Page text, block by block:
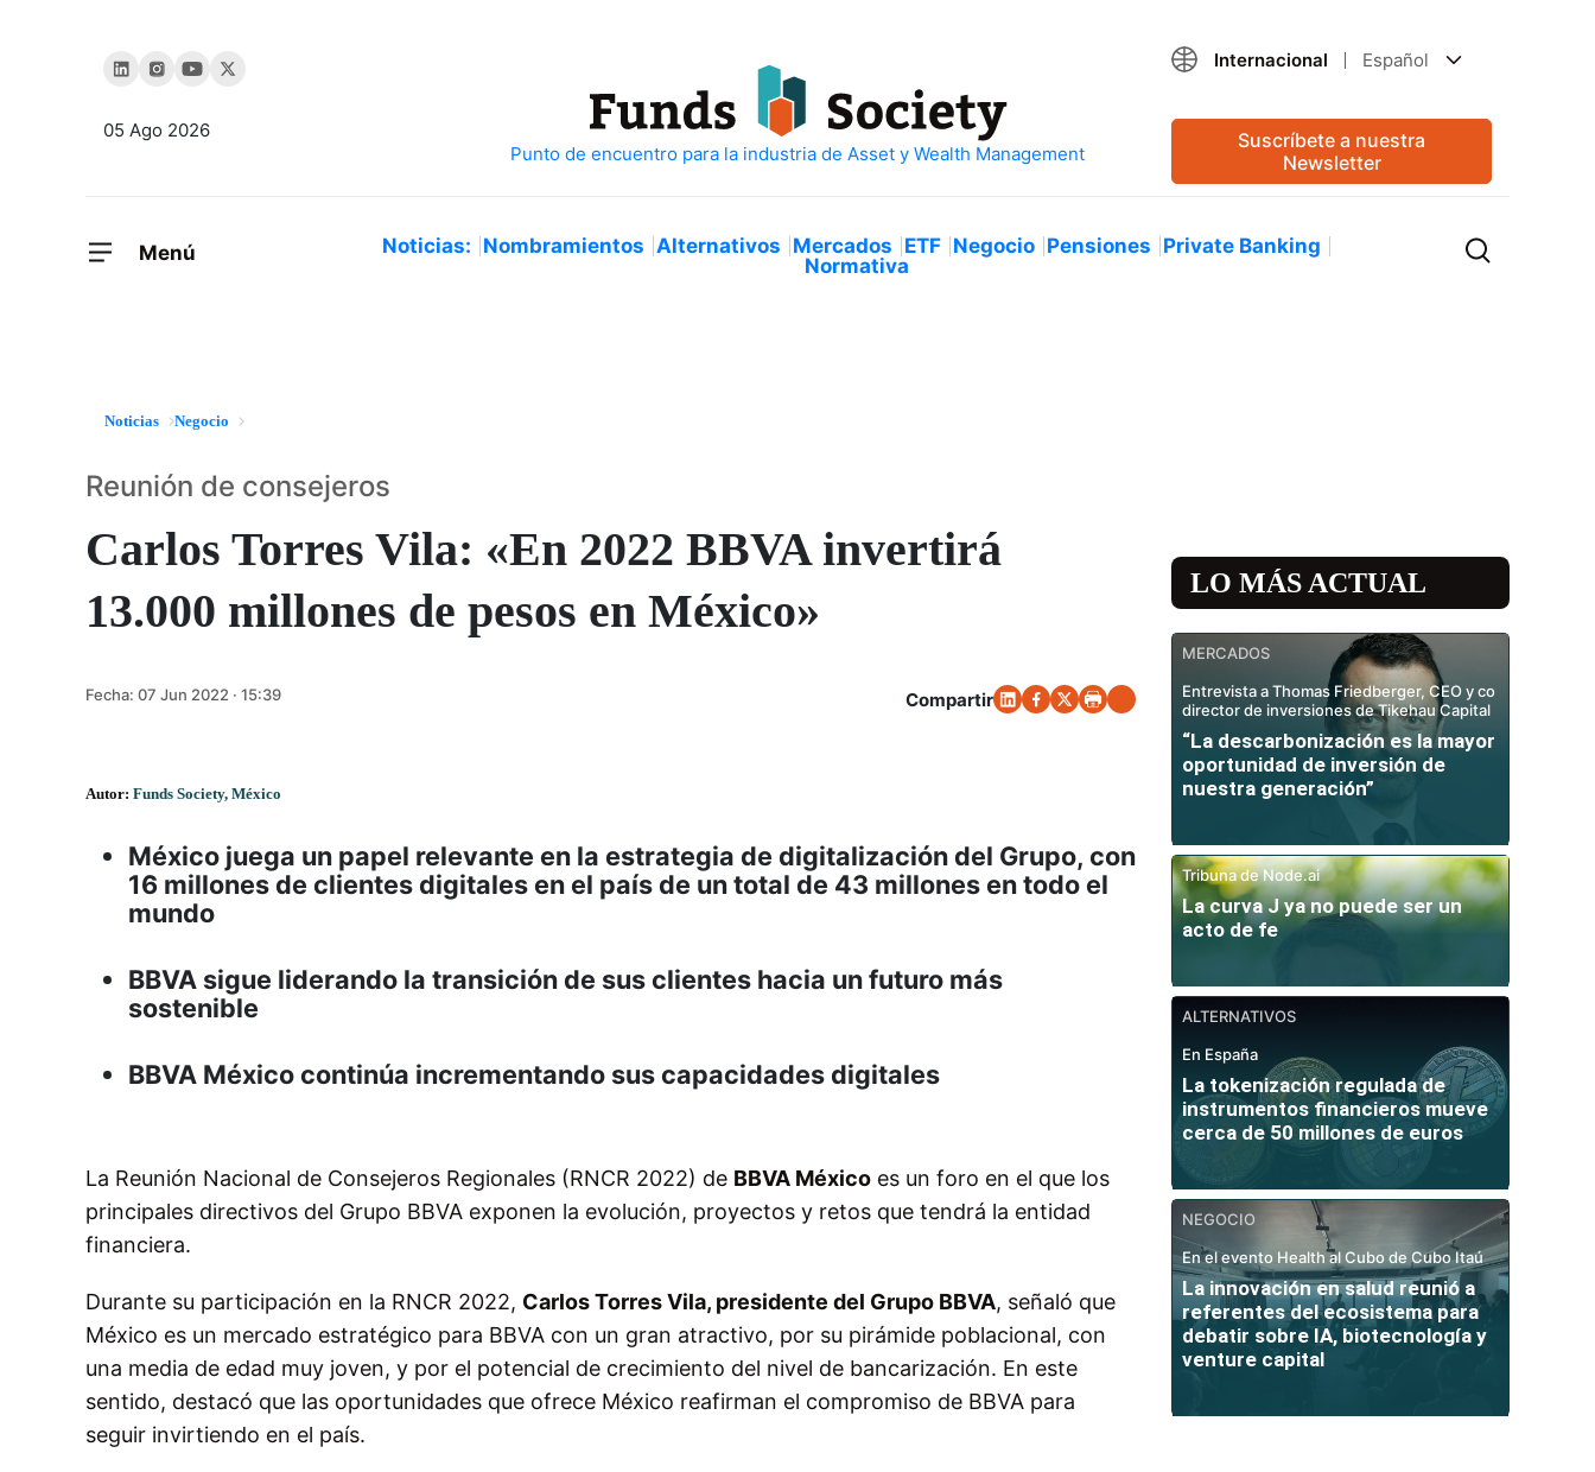
05 Ago 2026
Internacional Español
Suscríbete a nuestra
Newsletter
Menú Noticias: Nombramientos Alternativos Mercados ETF Negocio Pensiones Private Banking
Normativa
Noticias Negocio
Carlos Torres Vila: «En 2022 BBVA invertirá
13.000 millones de pesos en México»
Reunión de consejeros
Fecha: 07 Jun 2022 · 15:39 Compartir
Autor: Funds Society, México
México juega un papel relevante en la estrategia de digitalización del Grupo, con
16 millones de clientes digitales en el país de un total de 43 millones en todo el
mundo
BBVA sigue liderando la transición de sus clientes hacia un futuro más
sostenible
BBVA México continúa incrementando sus capacidades digitales
La Reunión Nacional de Consejeros Regionales (RNCR 2022) de BBVA México es un foro en el que los
principales directivos del Grupo BBVA exponen la evolución, proyectos y retos que tendrá la entidad
financiera.
Durante su participación en la RNCR 2022, Carlos Torres Vila, presidente del Grupo BBVA, señaló que
México es un mercado estratégico para BBVA con un gran atractivo, por su pirámide poblacional, con
una media de edad muy joven, y por el potencial de crecimiento del nivel de bancarización. En este
sentido, destacó que las oportunidades que ofrece México reafirman el compromiso de BBVA para
seguir invirtiendo en el país.
LO MÁS ACTUAL
MERCADOS
Entrevista a Thomas Friedberger, CEO y co
director de inversiones de Tikehau Capital
“La descarbonización es la mayor
oportunidad de inversión de
nuestra generación”
Tribuna de Node.ai
La curva J ya no puede ser un
acto de fe
ALTERNATIVOS
En España
La tokenización regulada de
instrumentos financieros mueve
cerca de 50 millones de euros
NEGOCIO
En el evento Health al Cubo de Cubo Itaú
La innovación en salud reunió a
referentes del ecosistema para
debatir sobre IA, biotecnología y
venture capital